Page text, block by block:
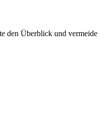
den Überblick und vermeide